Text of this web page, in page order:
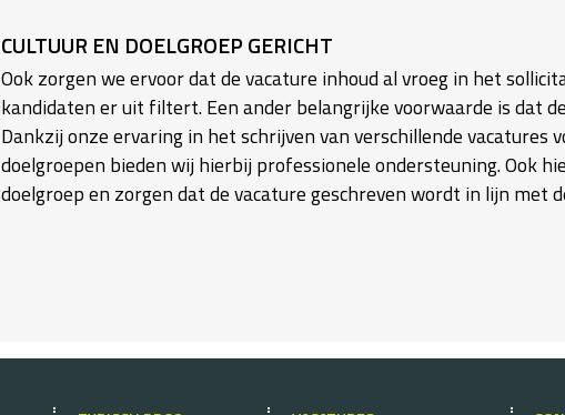
CULTUUR EN DOELGROEP GERICHT
Ook zorgen we ervoor dat de vacature inhoud al vroeg in het
kandidaten er uit filtert. Een ander belangrijke voorwaarde is dat
Dankzij onze ervaring in het schrijven van verschillende vacatures
doelgroepen bieden wij hierbij professionele ondersteuning. Ook
doelgroep en zorgen dat de vacature geschreven wordt in lijn met